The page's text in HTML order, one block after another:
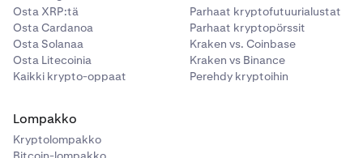
Osta XRP:tä
Osta Cardanoa
Osta Solanaa
Osta Litecoinia
Kaikki krypto-oppaat
Parhaat kryptofutuurialustat
Parhaat kryptopörssit
Kraken vs. Coinbase
Kraken vs Binance
Perehdy kryptoihin
Lompakko
Kryptolompakko